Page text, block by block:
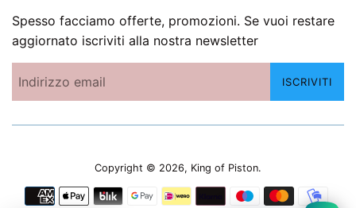
Spesso facciamo offerte, promozioni. Se vuoi restare
aggiornato iscriviti alla nostra newsletter
ISCRIVITI
Copyright © 2026, King of Piston.
Modalità